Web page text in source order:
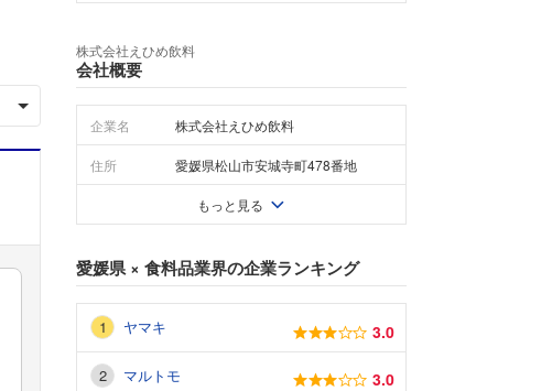
株式会社えひめ飲料
会社概要
企業名 株式会社えひめ飲料
住所 愛媛県松山市安城寺町478番地
もっと見る
愛媛県× 食料品業界の企業ランキング
ヤマキ 3.0
マルトモ 3.0